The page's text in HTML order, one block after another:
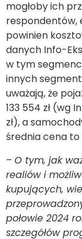
mogłoby ich
respondentów,
powinien
danych Info-
w tym
innych
uważają, że
133 554 zł (wg
zł), a
średnia cena to
– O tym, jak
realiów i
kupujących,
połowie 2024
szczegółów